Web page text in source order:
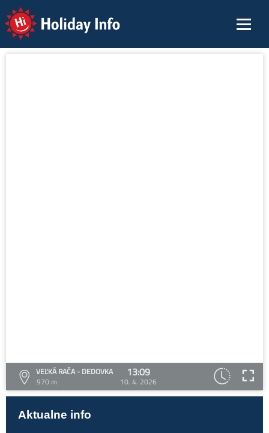
Holiday Info
VEĽKÁ RAČA - DEDOVKA
970 m
13:09
10. 4. 2026
Aktualne info